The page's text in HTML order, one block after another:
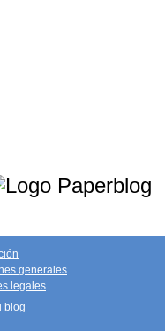
generales
legales
blog